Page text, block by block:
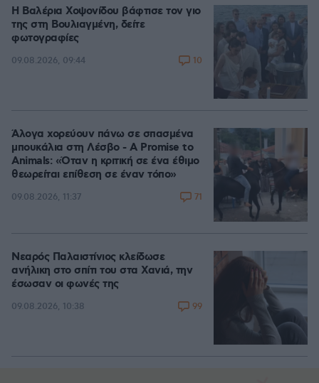
Η Βαλέρια Χοψονίδου βάφτισε τον γιο
της στη Βουλιαγμένη, δείτε
φωτογραφίες
09.08.2026, 09:44 10
Άλογα χορεύουν πάνω σε σπασμένα
μπουκάλια στη Λέσβο - A Promise to
Animals: «Όταν η κριτική σε ένα έθιμο
θεωρείται επίθεση σε έναν τόπο»
09.08.2026, 11:37 71
Νεαρός Παλαιστίνιος κλείδωσε
ανήλικη στο σπίτι του στα Χανιά, την
έσωσαν οι φωνές της
09.08.2026, 10:38 99